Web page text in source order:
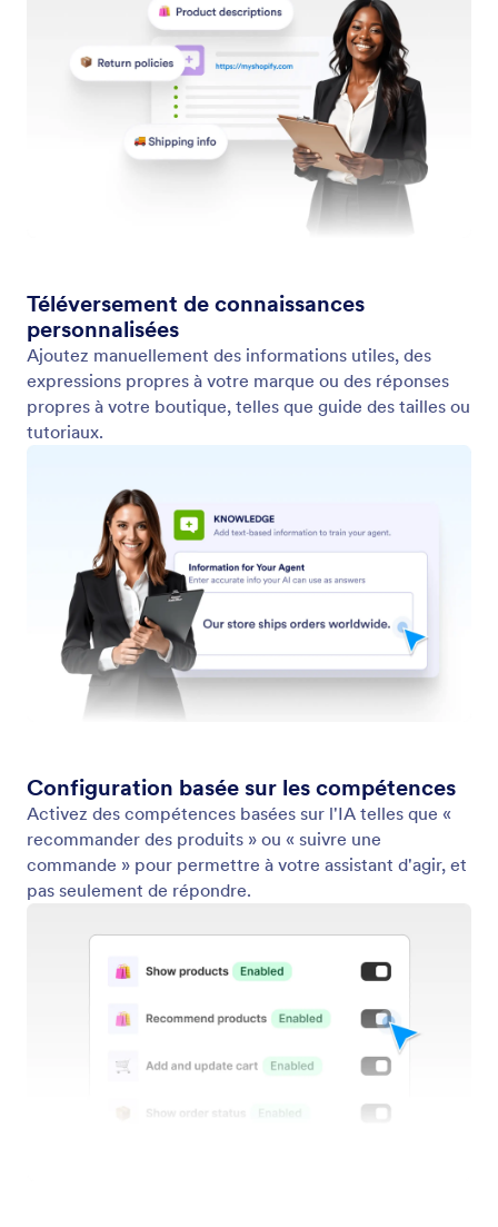
Faites en sorte que votre chatbot IA ressemble à un
élément naturel de votre boutique Shopify.
Entraîner votre Assistant
pour aider les clients : spécifications des produits,
politiques d'expédition et de retour et FAQ.
Publier
en quelques secondes.